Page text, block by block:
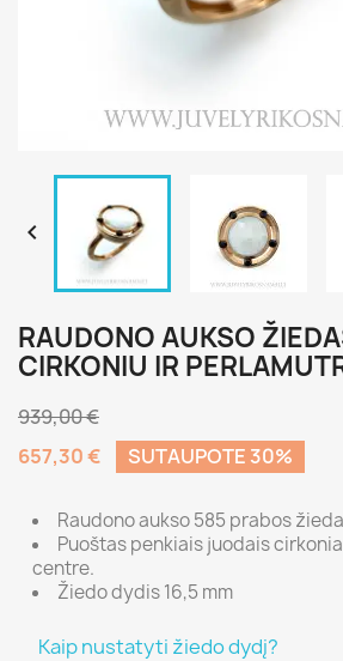

RAUDONO AUKSO
CIRKONIU IR
939,00 €
657,30 €
SUTAUPOTE 30%
Raudono aukso 585 prabos
Puoštas penkiais juodais
centre.
Žiedo dydis 16,5 mm
Kaip nustatyti žiedo dydį?